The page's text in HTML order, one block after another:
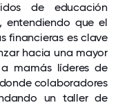
de educación
entendiendo que el
financieras es clave
hacia una mayor
mamás líderes de
colaboradores
un taller de